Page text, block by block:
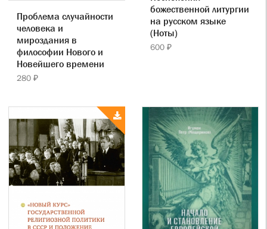
Проблема случайности
человека и
мироздания в
философии Нового и
Новейшего времени
280 ₽
божественной литургии
на русском языке
(Ноты)
600 ₽